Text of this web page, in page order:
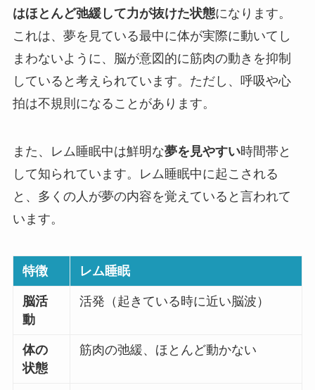
はほとんど弛緩して力が抜けた状態になります。
これは、夢を見ている最中に体が実際に動いてし
まわないように、脳が意図的に筋肉の動きを抑制
していると考えられています。ただし、呼吸や心
拍は不規則になることがあります。
また、レム睡眠中は鮮明な夢を見やすい時間帯と
して知られています。レム睡眠中に起こされる
と、多くの人が夢の内容を覚えていると言われて
います。
特徴 レム睡眠
脳活
動
活発（起きている時に近い脳波）
体の
状態
筋肉の弛緩、ほとんど動かない